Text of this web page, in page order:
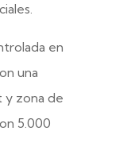
en
una
y zona de
5.000